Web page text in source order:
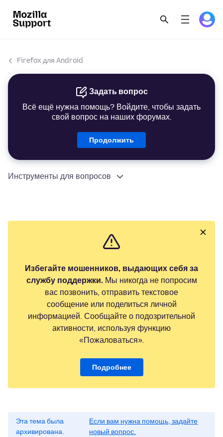
Firefox для Android
Задать вопрос
Всё ещё нужна помощь? Войдите, чтобы задать
свой вопрос на наших форумах.
Продолжить
Инструменты для вопросов
Избегайте мошенников, выдающих себя за
службу поддержки.Мы никогда не попросим
вас позвонить, отправить текстовое
сообщение или поделиться личной
информацией. Сообщайте о подозрительной
активности, используя функцию
«Пожаловаться».
Подробнее
Эта тема была
архивирована.
Если вам нужна помощь, задайте
новый вопрос.